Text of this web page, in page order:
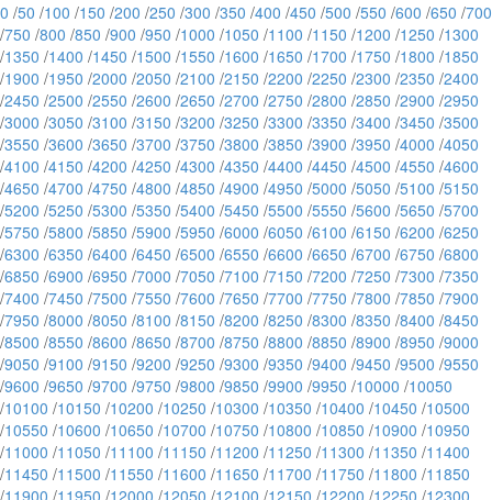
0 /50 /100 /150 /200 /250 /300 /350 /400 /450 /500 /550 /600 /650 /700
/750 /800 /850 /900 /950 /1000 /1050 /1100 /1150 /1200 /1250 /1300
/1350 /1400 /1450 /1500 /1550 /1600 /1650 /1700 /1750 /1800 /1850
/1900 /1950 /2000 /2050 /2100 /2150 /2200 /2250 /2300 /2350 /2400
/2450 /2500 /2550 /2600 /2650 /2700 /2750 /2800 /2850 /2900 /2950
/3000 /3050 /3100 /3150 /3200 /3250 /3300 /3350 /3400 /3450 /3500
/3550 /3600 /3650 /3700 /3750 /3800 /3850 /3900 /3950 /4000 /4050
/4100 /4150 /4200 /4250 /4300 /4350 /4400 /4450 /4500 /4550 /4600
/4650 /4700 /4750 /4800 /4850 /4900 /4950 /5000 /5050 /5100 /5150
/5200 /5250 /5300 /5350 /5400 /5450 /5500 /5550 /5600 /5650 /5700
/5750 /5800 /5850 /5900 /5950 /6000 /6050 /6100 /6150 /6200 /6250
/6300 /6350 /6400 /6450 /6500 /6550 /6600 /6650 /6700 /6750 /6800
/6850 /6900 /6950 /7000 /7050 /7100 /7150 /7200 /7250 /7300 /7350
/7400 /7450 /7500 /7550 /7600 /7650 /7700 /7750 /7800 /7850 /7900
/7950 /8000 /8050 /8100 /8150 /8200 /8250 /8300 /8350 /8400 /8450
/8500 /8550 /8600 /8650 /8700 /8750 /8800 /8850 /8900 /8950 /9000
/9050 /9100 /9150 /9200 /9250 /9300 /9350 /9400 /9450 /9500 /9550
/9600 /9650 /9700 /9750 /9800 /9850 /9900 /9950 /10000 /10050
/10100 /10150 /10200 /10250 /10300 /10350 /10400 /10450 /10500
/10550 /10600 /10650 /10700 /10750 /10800 /10850 /10900 /10950
/11000 /11050 /11100 /11150 /11200 /11250 /11300 /11350 /11400
/11450 /11500 /11550 /11600 /11650 /11700 /11750 /11800 /11850
/11900 /11950 /12000 /12050 /12100 /12150 /12200 /12250 /12300